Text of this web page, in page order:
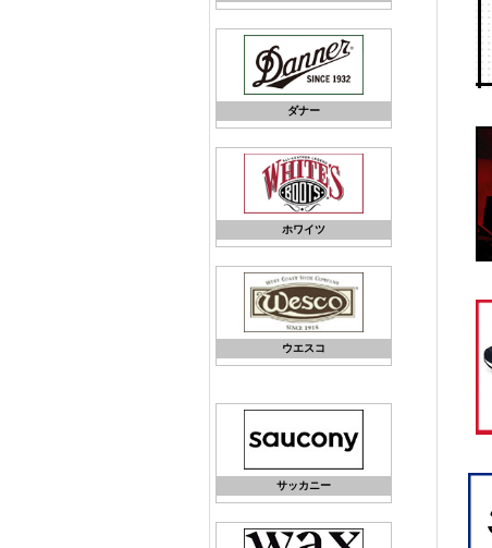
ダナー
ホワイツ
ウエスコ
サッカニー